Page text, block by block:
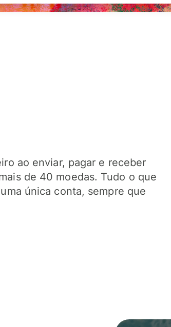
ao enviar, pagar e receber
de 40 moedas. Tudo o que
única conta, sempre que